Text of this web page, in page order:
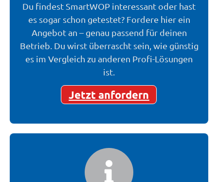
Du findest SmartWOP interessant oder hast
es sogar schon getestet? Fordere hier ein
Angebot an – genau passend für deinen
Betrieb. Du wirst überrascht sein, wie günstig
es im Vergleich zu anderen Profi-Lösungen
ist.
Jetzt anfordern